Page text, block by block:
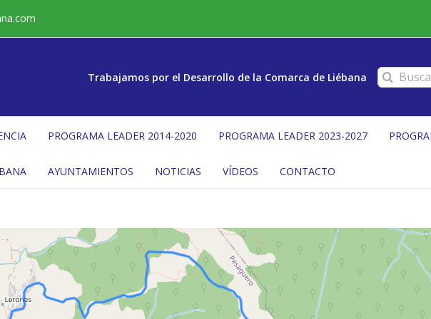
Trabajamos por el Desarrollo de la Comarca de Liébana Buscar:
PROGRAMA LEADER 2014-2020 PROGRAMA LEADER 2023-2027
AYUNTAMIENTOS NOTICIAS VÍDEOS CONTACTO